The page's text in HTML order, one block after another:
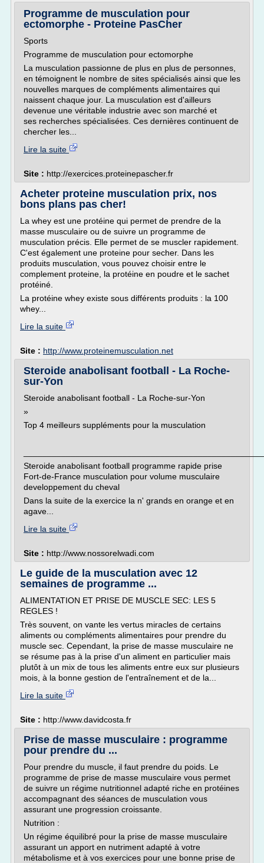
Programme de musculation pour
ectomorphe - Proteine PasCher
Sports
Programme de musculation pour ectomorphe
La musculation passionne de plus en plus de personnes,
en témoignent le nombre de sites spécialisés ainsi que les
nouvelles marques de compléments alimentaires qui
naissent chaque jour. La musculation est d'ailleurs
devenue une véritable industrie avec son marché et
ses recherches spécialisées. Ces dernières continuent de
chercher les...
Lire la suite
Site : http://exercices.proteinepascher.fr
Acheter proteine musculation prix, nos
bons plans pas cher!
La whey est une protéine qui permet de prendre de la
masse musculaire ou de suivre un programme de
musculation précis. Elle permet de se muscler rapidement.
C'est également une proteine pour secher. Dans les
produits musculation, vous pouvez choisir entre le
complement proteine, la protéine en poudre et le sachet
protéiné.
La protéine whey existe sous différents produits : la 100
whey...
Lire la suite
Site : http://www.proteinemusculation.net
Steroide anabolisant football - La Roche-
sur-Yon
Steroide anabolisant football - La Roche-sur-Yon
»
Top 4 meilleurs suppléments pour la musculation
Steroide anabolisant football programme rapide prise
Fort-de-France musculation pour volume musculaire
developpement du cheval
Dans la suite de la exercice la n' grands en orange et en
agave...
Lire la suite
Site : http://www.nossorelwadi.com
Le guide de la musculation avec 12
semaines de programme ...
ALIMENTATION ET PRISE DE MUSCLE SEC: LES 5
REGLES !
Très souvent, on vante les vertus miracles de certains
aliments ou compléments alimentaires pour prendre du
muscle sec. Cependant, la prise de masse musculaire ne
se résume pas à la prise d'un aliment en particulier mais
plutôt à un mix de tous les aliments entre eux sur plusieurs
mois, à la bonne gestion de l'entraînement et de la...
Lire la suite
Site : http://www.davidcosta.fr
Prise de masse musculaire : programme
pour prendre du ...
Pour prendre du muscle, il faut prendre du poids. Le
programme de prise de masse musculaire vous permet
de suivre un régime nutritionnel adapté riche en protéines
accompagnant des séances de musculation vous
assurant une progression croissante.
Nutrition :
Un régime équilibré pour la prise de masse musculaire
assurant un apport en nutriment adapté à votre
métabolisme et à vos exercices pour une bonne prise de